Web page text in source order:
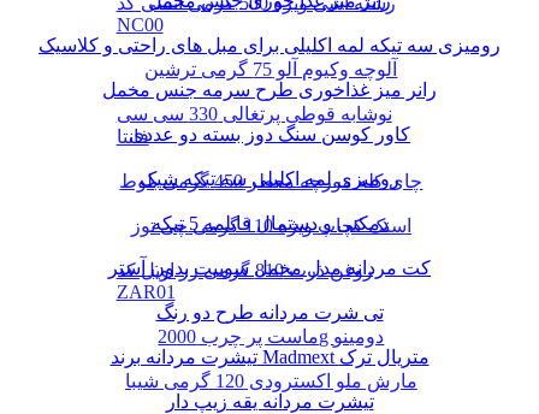
NC00
آلوچه وکیوم آلو 75 گرمی ترشین
نوشابه قوطی پرتغالی 330 سی سی
فانتا
چای کله مورچه معطر 450 گرمی بلوط
اسنک کچاپ ویژه 110 گرمی چی توز
روغن ذرت 810 گرمی زر اویل کد
ZAR01
ماست پر چرب 2000g دومینو
مارش ملو اکسترودی 120 گرمی شیبا
رومیزی سه تیکه لمه اکلیلی برای مبل های راحتی و کلاسیک
رانر میز غذاخوری طرح سرمه جنس مخمل
کاور کوسن سنگ دوز بسته دو عددی
رومیزی لمه اکلیلی سه تیکه شیک
دمکنی و دستمال قابلمه 5 تیکه
کت مردانه مدل مخمل سوییت بدون آستر
تی شرت مردانه طرح دو رنگ
تیشرت مردانه برند Madmext متریال ترک
تیشرت مردانه یقه زیپ دار